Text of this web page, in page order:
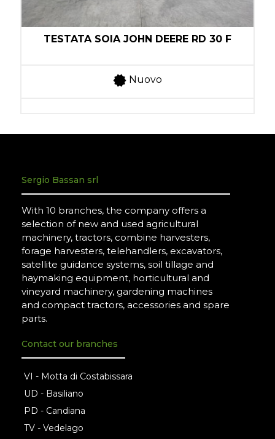
TESTATA SOIA JOHN DEERE RD 30 F
Nuovo
Sergio Bassan srl
With 10 branches, the company offers a
selection of new and used agricultural
machinery, tractors, combine harvesters,
forage harvesters, telehandlers, excavators,
satellite guidance systems, soil tillage and
haymaking equipment, horticultural and
vineyard machinery, gardening machines
and compact tractors, accessories and spare
parts.
Contact our branches
VI - Motta di Costabissara
UD - Basiliano
PD - Candiana
TV - Vedelago